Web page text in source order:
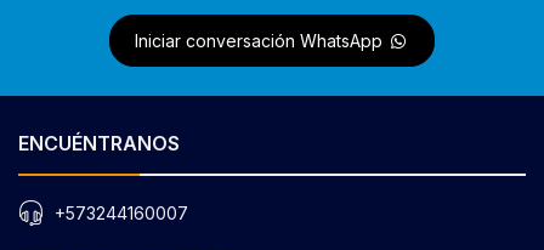
Iniciar conversación WhatsApp
ENCUÉNTRANOS
+573244160007